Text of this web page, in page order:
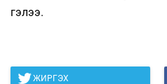
гэлээ.
ЖИРГЭХ